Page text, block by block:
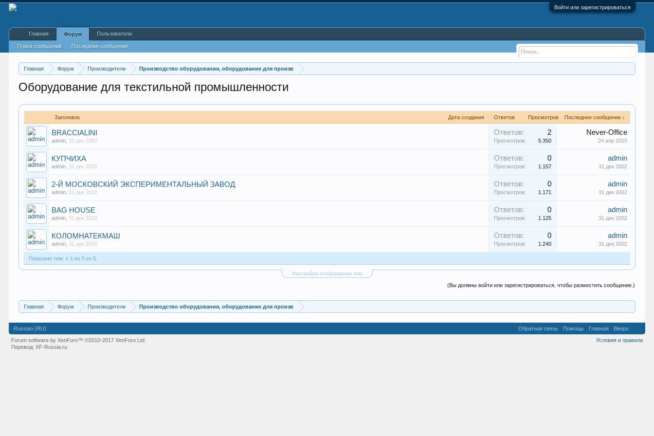
Войти или зарегистрироваться
Главная Форум Производители Производство оборудования, оборудование для произв
Оборудование для текстильной промышленности
Заголовок Дата создания Ответов Просмотров Последнее сообщение ↓
BRACCIALINI
admin 31 дек 2002
Ответов: 2
Просмотров: 5.350
Never-Office
24 апр 2015
КУПЧИХА
admin 31 дек 2002
Ответов: 0
Просмотров: 1.157
admin
31 дек 2002
2-Й МОСКОВСКИЙ ЭКСПЕРИМЕНТАЛЬНЫЙ ЗАВОД
admin 31 дек 2002
Ответов: 0
Просмотров: 1.171
admin
31 дек 2002
BAG HOUSE
admin 31 дек 2002
Ответов: 0
Просмотров: 1.125
admin
31 дек 2002
КОЛОМНАТЕКМАШ
admin 31 дек 2002
Ответов: 0
Просмотров: 1.240
admin
31 дек 2002
Показано тем: с 1 по 5 из 5.
Настройки отображения тем
(Вы должны войти или зарегистрироваться, чтобы разместить сообщение.)
Главная Форум Производители Производство оборудования, оборудование для произв
Главная Форум
Поиск сообщений Последние сообщения
Пользователи
Russian (RU) Обратная связь Помощь Главная
Вверх
Условия и правила
Forum software by XenForo™©2010-2017 XenForo Ltd.
Перевод:XF-Russia.ru